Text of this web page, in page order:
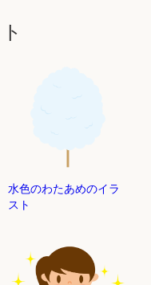
水色のわたあめのイラ
スト